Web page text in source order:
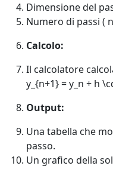
Dimensione del
Numero di passi (
Calcolo:
Il calcolatore
y_{n+1} = y_n + h
Output:
Una tabella che
passo.
Un grafico della